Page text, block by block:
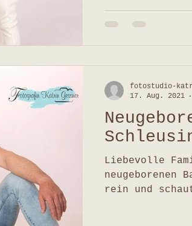
Liebevolle
neugeborenen
fotostudio-
17. Aug. 2021